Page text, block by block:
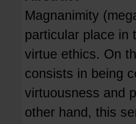
Magnanimity
particular place in
virtue ethics. On
consists in being
virtuousness and
other hand, this